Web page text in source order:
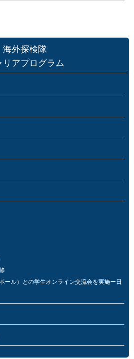
海外探検隊
リアプログラム
ール）との学生オンライン交流会を実施ー日